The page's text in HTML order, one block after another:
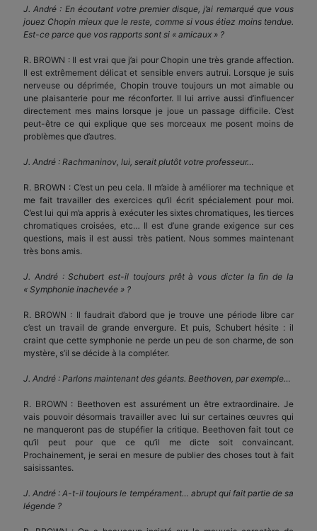
J. André : En écoutant votre premier disque, j’ai remarqué que vous
jouez Chopin mieux que le reste, comme si vous étiez moins tendue.
Est-ce parce que vos rapports sont si « amicaux » ?
R. BROWN : Il est vrai que j’ai pour Chopin une très grande affection.
Il est extrêmement délicat et sensible envers autrui. Lorsque je suis
nerveuse ou déprimée, Chopin trouve toujours un mot aimable ou
une plaisanterie pour me réconforter. Il lui arrive aussi d’influencer
directement mes mains lorsque je joue un passage difficile. C’est
peut-être ce qui explique que ses morceaux me posent moins de
problèmes que d’autres.
J. André : Rachmaninov, lui, serait plutôt votre professeur…
R. BROWN : C’est un peu cela. Il m’aide à améliorer ma technique et
me fait travailler des exercices qu’il écrit spécialement pour moi.
C’est lui qui m’a appris à exécuter les sixtes chromatiques, les tierces
chromatiques croisées, etc… Il est d’une grande exigence sur ces
questions, mais il est aussi très patient. Nous sommes maintenant
très bons amis.
J. André : Schubert est-il toujours prêt à vous dicter la fin de la
« Symphonie inachevée » ?
R. BROWN : Il faudrait d’abord que je trouve une période libre car
c’est un travail de grande envergure. Et puis, Schubert hésite : il
craint que cette symphonie ne perde un peu de son charme, de son
mystère, s’il se décide à la compléter.
J. André : Parlons maintenant des géants. Beethoven, par exemple…
R. BROWN : Beethoven est assurément un être extraordinaire. Je
vais pouvoir désormais travailler avec lui sur certaines œuvres qui
ne manqueront pas de stupéfier la critique. Beethoven fait tout ce
qu’il peut pour que ce qu’il me dicte soit convaincant.
Prochainement, je serai en mesure de publier des choses tout à fait
saisissantes.
J. André : A-t-il toujours le tempérament… abrupt qui fait partie de sa
légende ?